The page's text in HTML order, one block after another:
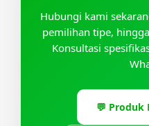
Hubungi kami
pemilihan tipe,
Konsultasi
💬 Produk